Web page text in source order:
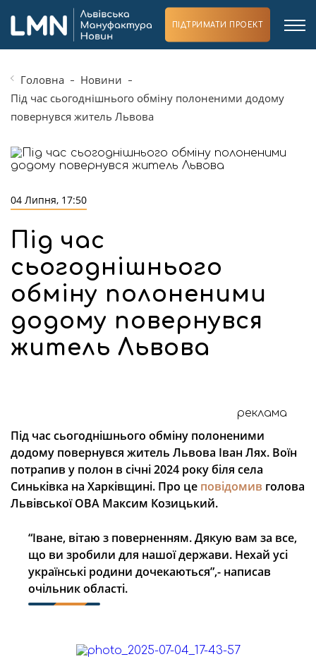
ПІДТРИМАТИ ПРОЕКТ
Головна
Новини
Під час сьогоднішнього обміну полоненими додому
повернувся житель Львова
04 Липня, 17:50
Під час
сьогоднішнього
обміну полоненими
додому повернувся
житель Львова
реклама
Під час сьогоднішнього обміну полоненими
додому повернувся житель Львова Іван Лях. Воїн
потрапив у полон в січні 2024 року біля села
Синьківка на Харківщині. Про це повідомив голова
Львівської ОВА Максим Козицький.
“Іване, вітаю з поверненням. Дякую вам за все,
що ви зробили для нашої держави. Нехай усі
українські родини дочекаються”,- написав
очільник області.